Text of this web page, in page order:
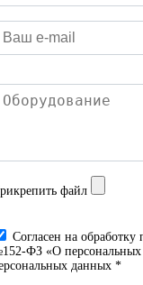
файл
Cогласен на
ФЗ «О персональных
данных *